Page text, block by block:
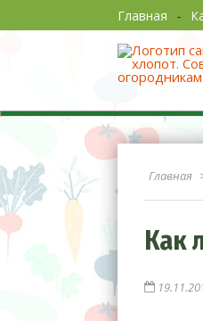
Главная
Главная
Как